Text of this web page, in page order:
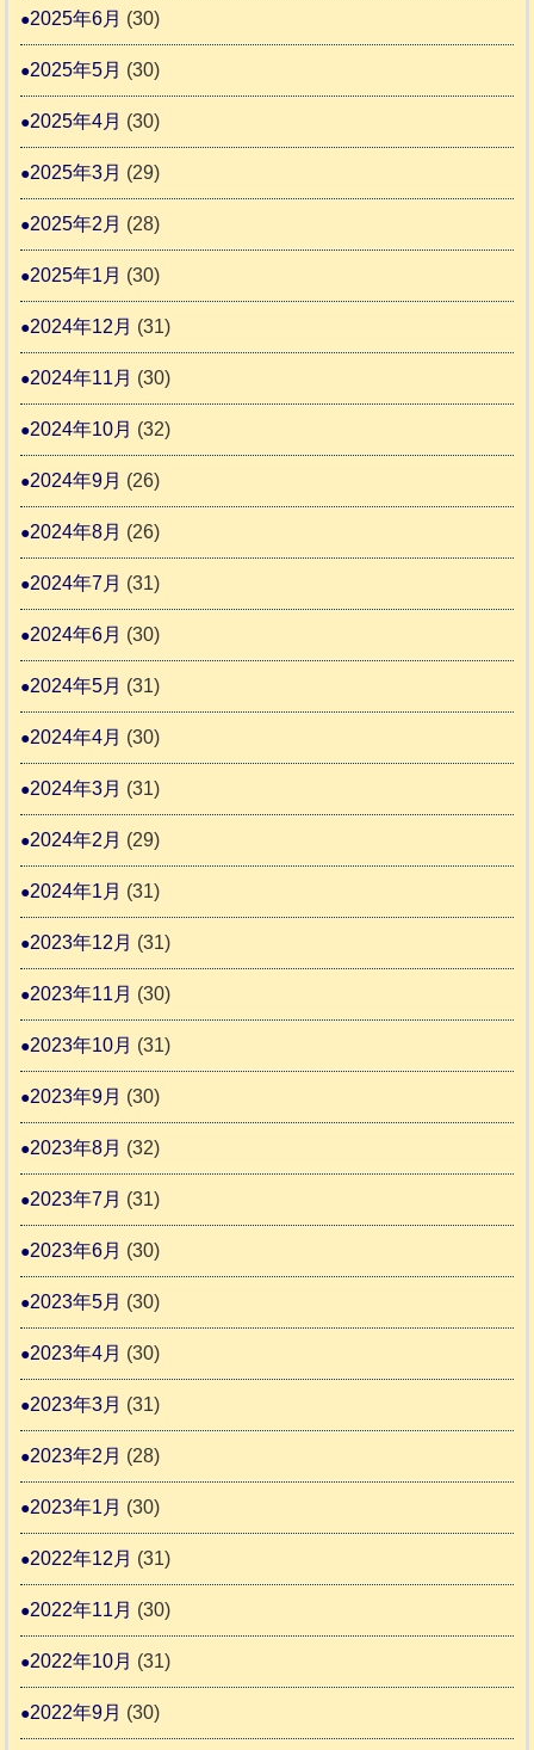
2025年6月 (30)
2025年5月 (30)
2025年4月 (30)
2025年3月 (29)
2025年2月 (28)
2025年1月 (30)
2024年12月 (31)
2024年11月 (30)
2024年10月 (32)
2024年9月 (26)
2024年8月 (26)
2024年7月 (31)
2024年6月 (30)
2024年5月 (31)
2024年4月 (30)
2024年3月 (31)
2024年2月 (29)
2024年1月 (31)
2023年12月 (31)
2023年11月 (30)
2023年10月 (31)
2023年9月 (30)
2023年8月 (32)
2023年7月 (31)
2023年6月 (30)
2023年5月 (30)
2023年4月 (30)
2023年3月 (31)
2023年2月 (28)
2023年1月 (30)
2022年12月 (31)
2022年11月 (30)
2022年10月 (31)
2022年9月 (30)